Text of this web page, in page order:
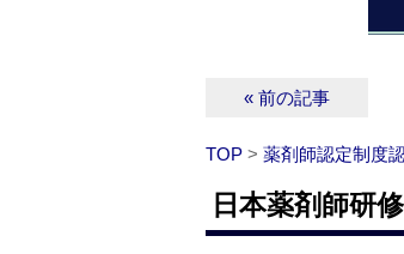
« 前の記事
TOP > 薬剤師認定制度
日本薬剤師